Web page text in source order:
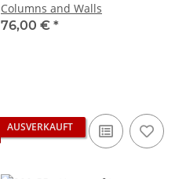
Columns and Walls
76,00 € *
AUSVERKAUFT